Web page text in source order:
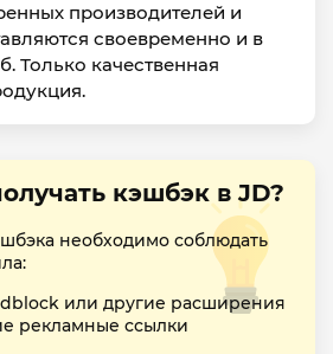
производителей и
своевременно и в
Только качественная
кэшбэк в JD?
необходимо соблюдать
или другие расширения
рекламные ссылки